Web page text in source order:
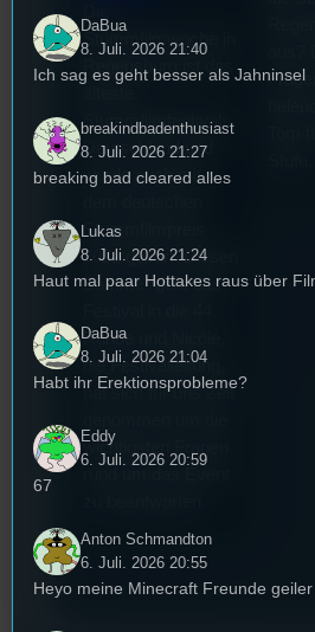
Stummfilmwoche in
Regensburg ist das
Stummfilmfestivals
Deutschland und
wurde auch mit
Stummfilmpreis
2022 gekürt. Diesen
Sommer geht das
Runde und Nicole,
die Festivalleitung,
hat sich für uns Zeit
wichtigsten Fragen
Fragen
DaBua
8. Juli. 2026 21:40
Ich sag es geht besser als Jahninsel
breakindbadenthusiast
8. Juli. 2026 21:27
breaking bad cleared alles
Lukas
8. Juli. 2026 21:24
Haut mal paar Hottakes raus über
DaBua
8. Juli. 2026 21:04
Habt ihr Erektionsprobleme?
Eddy
6. Juli. 2026 20:59
67
Anton Schmandton
6. Juli. 2026 20:55
Heyo meine Minecraft Freunde geiler